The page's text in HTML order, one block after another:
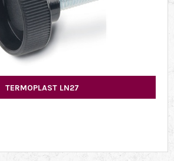
TERMOPLAST LN27